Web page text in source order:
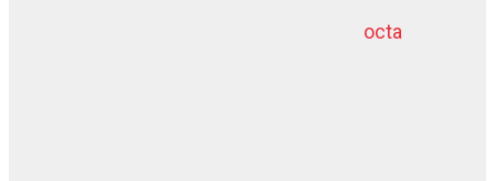
octa
dziļurbums